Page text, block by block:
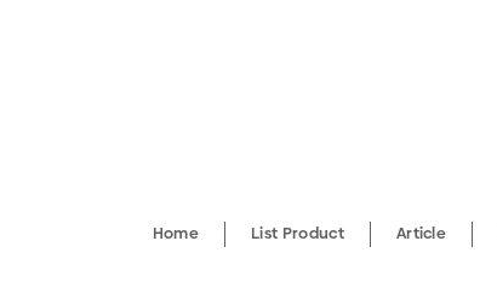
Home List Product Article